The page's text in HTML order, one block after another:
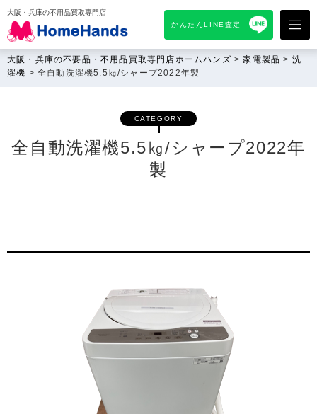
大阪・兵庫の不用品買取専門店
かんたんLINE査定
大阪・兵庫の不要品・不用品買取専門店ホームハンズ >家電製品 > 洗
濯機 >全自動洗濯機5.5㎏/シャープ2022年製
CATEGORY
全自動洗濯機5.5㎏/シャープ2022年
製